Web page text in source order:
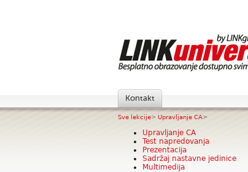
Kontakt
Sve lekcije> Upravljanje CA>
Upravljanje CA
Test napredovanja
Prezentacija
Sadržaj nastavne jedinice
Multimedija